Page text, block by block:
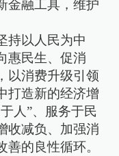
金融工具，维护
持以人民为中
惠民生、促消
以消费升级引领
打造新的经济增
人”、服务于民
收减负、加强消
的良性循环。